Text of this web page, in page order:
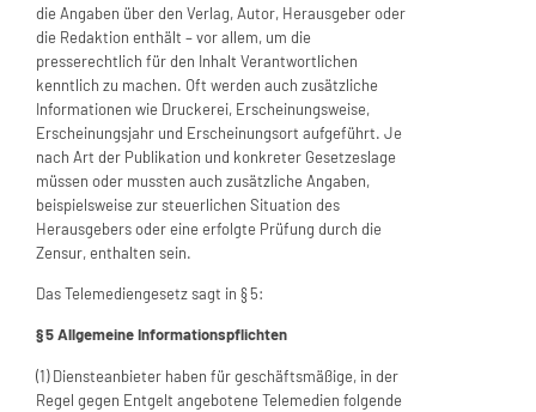
die Angaben über den Verlag, Autor, Herausgeber oder
die Redaktion enthält – vor allem, um die
presserechtlich für den Inhalt Verantwortlichen
kenntlich zu machen. Oft werden auch zusätzliche
Informationen wie Druckerei, Erscheinungsweise,
Erscheinungsjahr und Erscheinungsort aufgeführt. Je
nach Art der Publikation und konkreter Gesetzeslage
müssen oder mussten auch zusätzliche Angaben,
beispielsweise zur steuerlichen Situation des
Herausgebers oder eine erfolgte Prüfung durch die
Zensur, enthalten sein.
Das Telemediengesetz sagt in § 5:
§ 5 Allgemeine Informationspflichten
(1) Diensteanbieter haben für geschäftsmäßige, in der
Regel gegen Entgelt angebotene Telemedien folgende